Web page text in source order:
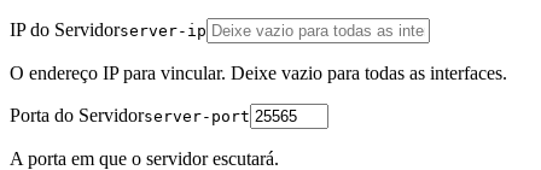
IP do Servidorserver-ip
O endereço IP para vincular. Deixe vazio para todas as interfaces.
Porta do Servidorserver-port
A porta em que o servidor escutará.